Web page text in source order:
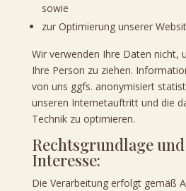
sowie
zur Optimierung unserer
Wir verwenden Ihre Daten nicht,
Ihre Person zu ziehen.
von uns ggfs. anonymisiert
unseren Internetauftritt und die
Technik zu optimieren.
Rechtsgrundlage
Interesse:
Die Verarbeitung erfolgt gemäß